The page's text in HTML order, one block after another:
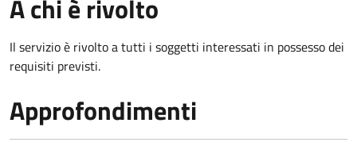
A chi è rivolto
Il servizio è rivolto a tutti i soggetti interessati in possesso dei
requisiti previsti.
Approfondimenti